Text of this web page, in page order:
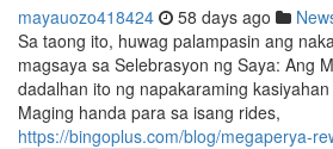
mayauozo418424 58 days ago
Sa taong ito, huwag palampasin ang
magsaya sa Selebrasyon ng Saya: Ang
dadalhan ito ng napakaraming
Maging handa para sa isang rides,
https://bingoplus.com/blog/megaperya-